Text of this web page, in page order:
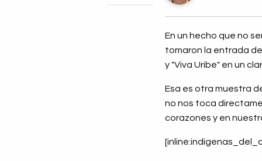
En un hecho que no
tomaron la entrada
y "Viva Uribe" en un
Esa es otra muestra
no nos toca
corazones y en